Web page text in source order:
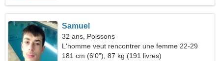
Samuel
32 ans, Poissons
L'homme veut rencontrer une femme 22-29
181 cm (6'0"), 87 kg (191 livres)